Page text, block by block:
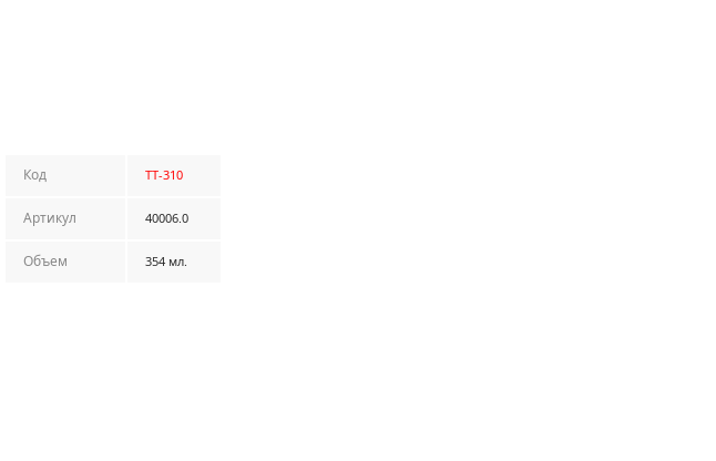
Код TT-310
Артикул 40006.0
Объем 354 мл.